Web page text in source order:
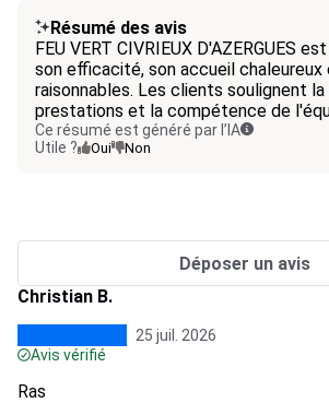
Résumé des avis
FEU VERT CIVRIEUX D'AZERGUES
son efficacité, son accueil chaleureux
raisonnables. Les clients soulignent
prestations et la compétence de
Ce résumé est généré par l’IA
Utile ?
Oui Non
Déposer un avis
Christian B.
25 juil. 2026
Avis vérifié
Ras